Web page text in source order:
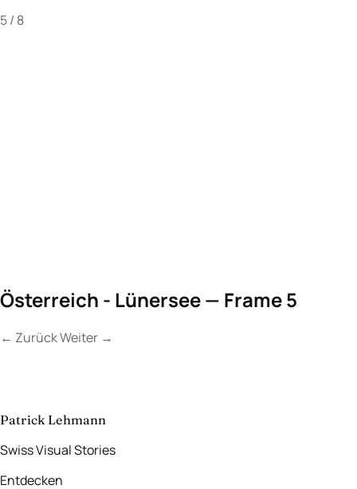
5 / 8
Österreich - Lünersee — Frame 5
← ZurückWeiter →
aufnehmen→
Patrick Lehmann
Swiss Visual Stories
Entdecken